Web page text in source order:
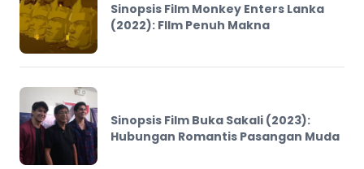
Sinopsis Film Monkey Enters Lanka
(2022): FIlm Penuh Makna
Sinopsis Film Buka Sakali (2023):
Hubungan Romantis Pasangan Muda